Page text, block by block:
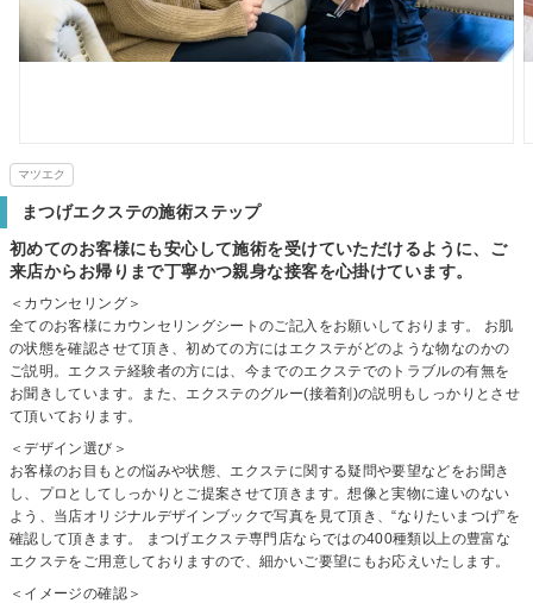
マツエク
まつげエクステの施術ステップ
初めてのお客様にも安心して施術を受けていただけるように、ご
来店からお帰りまで丁寧かつ親身な接客を心掛けています。
＜カウンセリング＞
全てのお客様にカウンセリングシートのご記入をお願いしております。 お肌
の状態を確認させて頂き、初めての方にはエクステがどのような物なのかの
ご説明。エクステ経験者の方には、今までのエクステでのトラブルの有無を
お聞きしています。また、エクステのグルー(接着剤)の説明もしっかりとさせ
て頂いております。
＜デザイン選び＞
お客様のお目もとの悩みや状態、エクステに関する疑問や要望などをお聞き
し、プロとしてしっかりとご提案させて頂きます。想像と実物に違いのない
よう、当店オリジナルデザインブックで写真を見て頂き、“なりたいまつげ”を
確認して頂きます。 まつげエクステ専門店ならではの400種類以上の豊富な
エクステをご用意しておりますので、細かいご要望にもお応えいたします。
＜イメージの確認＞